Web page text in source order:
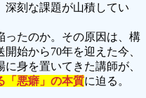
深刻な課題が山積してい
ったのか。その原因は、構
始から70年を迎えた今、
身を置いてきた講師が、
「悪癖」の本質に迫る。